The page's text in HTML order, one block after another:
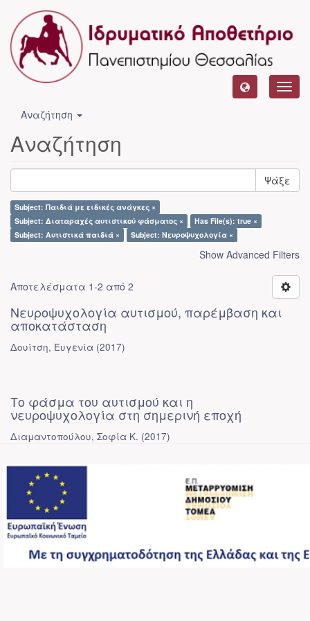
Αναζήτηση
Αναζήτηση
Ψάξε
Subject: Παιδιά με ειδικές ανάγκες ×
Subject: Διαταραχές αυτιστικού φάσματος ×
Has File(s): true ×
Subject: Αυτιστικά παιδιά ×
Subject: Νευροψυχολογία ×
Show Advanced Filters
Αποτελέσματα 1-2 από 2
Νευροψυχολογία αυτισμού, παρέμβαση και
αποκατάσταση
Δουίτση, Ευγενία (2017)
Το φάσμα του αυτισμού και η
νευροψυχολογία στη σημερινή εποχή
Διαμαντοπούλου, Σοφία Κ. (2017)